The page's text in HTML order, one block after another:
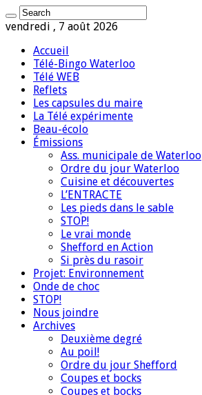
vendredi , 7 août 2026
Accueil
Télé-Bingo Waterloo
Télé WEB
Reflets
Les capsules du maire
La Télé expérimente
Beau-écolo
Émissions
Ass. municipale de Waterloo
Ordre du jour Waterloo
Cuisine et découvertes
L’ENTRACTE
Les pieds dans le sable
STOP!
Le vrai monde
Shefford en Action
Si près du rasoir
Projet: Environnement
Onde de choc
STOP!
Nous joindre
Archives
Deuxième degré
Au poil!
Ordre du jour Shefford
Coupes et bocks
Coupes et bocks